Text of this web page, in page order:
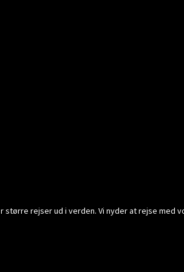
større rejser ud i verden. Vi nyder at rejse med